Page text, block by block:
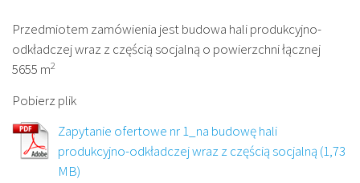
Przedmiotem zamówienia jest budowa hali produkcyjno-
odkładczej wraz z częścią socjalną o powierzchni łącznej
5655 m2
Pobierz plik
Zapytanie ofertowe nr 1_na budowę hali
produkcyjno-odkładczej wraz z częścią socjalną